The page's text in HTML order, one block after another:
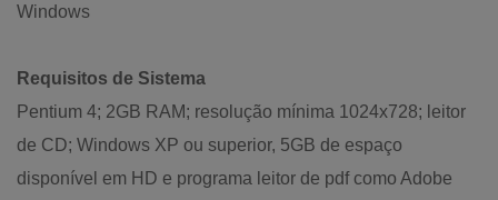
Windows
Requisitos de Sistema
Pentium 4; 2GB RAM; resolução mínima 1024x728; leitor
de CD; Windows XP ou superior, 5GB de espaço
disponível em HD e programa leitor de pdf como Adobe